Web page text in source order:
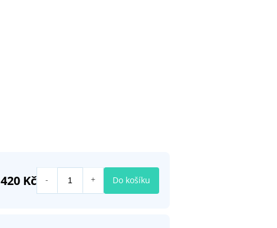
420 Kč Do košíku